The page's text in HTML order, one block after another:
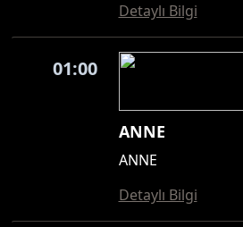
Detaylı Bilgi
01:00
ANNE
ANNE
Detaylı Bilgi